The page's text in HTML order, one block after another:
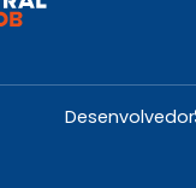
Desenvolvedor